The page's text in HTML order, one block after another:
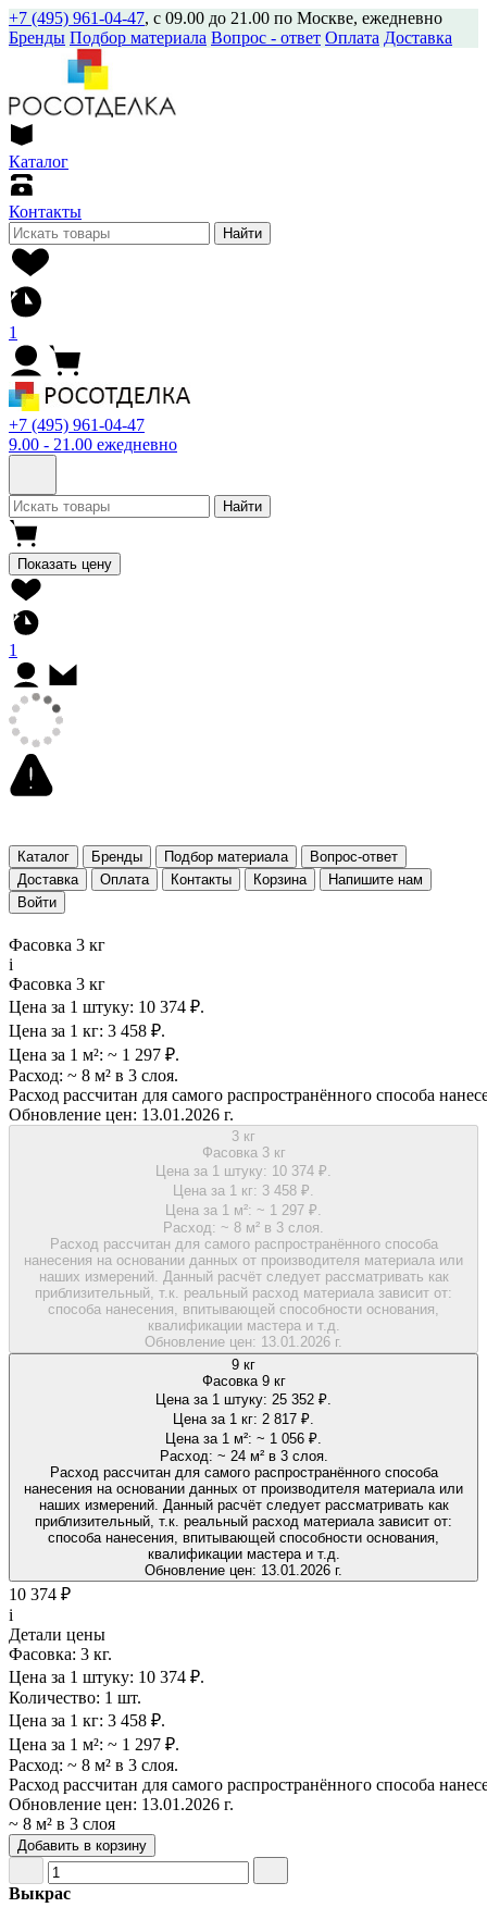
+7 (495) 961-04-47, с 09.00 до 21.00 по Москве, ежедневно
Бренды Подбор материала Вопрос - ответ Оплата Доставка
Каталог
Контакты
Найти
1
+7 (495) 961-04-47
9.00 - 21.00 ежедневно
Найти
Показать цену
1
Каталог Бренды Подбор материала
Вопрос-ответ
Доставка
Оплата Контакты Корзина
Напишите нам
Войти
Фасовка 3 кг
i
Фасовка 3 кг
Цена за 1 штуку: 10 374 ₽.
Цена за 1 кг: 3 458 ₽.
Цена за 1 м²: ~ 1 297 ₽.
Расход: ~ 8 м² в 3 слоя.
Расход рассчитан для самого распространённого способа
Обновление цен: 13.01.2026 г.
3 кг
Фасовка 3 кг
Цена за 1 штуку: 10 374 ₽.
Цена за 1 кг: 3 458 ₽.
Цена за 1 м²: ~ 1 297 ₽.
Расход: ~ 8 м² в 3 слоя.
Расход рассчитан для самого распространённого способа
нанесения на основании данных от производителя материала или
наших измерений. Данный расчёт следует рассматривать как
приблизительный, т.к. реальный расход материала зависит от:
способа нанесения, впитывающей способности основания,
квалификации мастера и т.д.
Обновление цен: 13.01.2026 г.
9 кг
Фасовка 9 кг
Цена за 1 штуку: 25 352 ₽.
Цена за 1 кг: 2 817 ₽.
Цена за 1 м²: ~ 1 056 ₽.
Расход: ~ 24 м² в 3 слоя.
Расход рассчитан для самого распространённого способа
нанесения на основании данных от производителя материала или
наших измерений. Данный расчёт следует рассматривать как
приблизительный, т.к. реальный расход материала зависит от:
способа нанесения, впитывающей способности основания,
квалификации мастера и т.д.
Обновление цен: 13.01.2026 г.
10 374 ₽
i
Детали цены
Фасовка: 3 кг.
Цена за 1 штуку: 10 374 ₽.
Количество: 1 шт.
Цена за 1 кг: 3 458 ₽.
Цена за 1 м²: ~ 1 297 ₽.
Расход: ~ 8 м² в 3 слоя.
Расход рассчитан для самого распространённого способа
Обновление цен: 13.01.2026 г.
~ 8 м² в 3 слоя
Добавить в корзину
Выкрас